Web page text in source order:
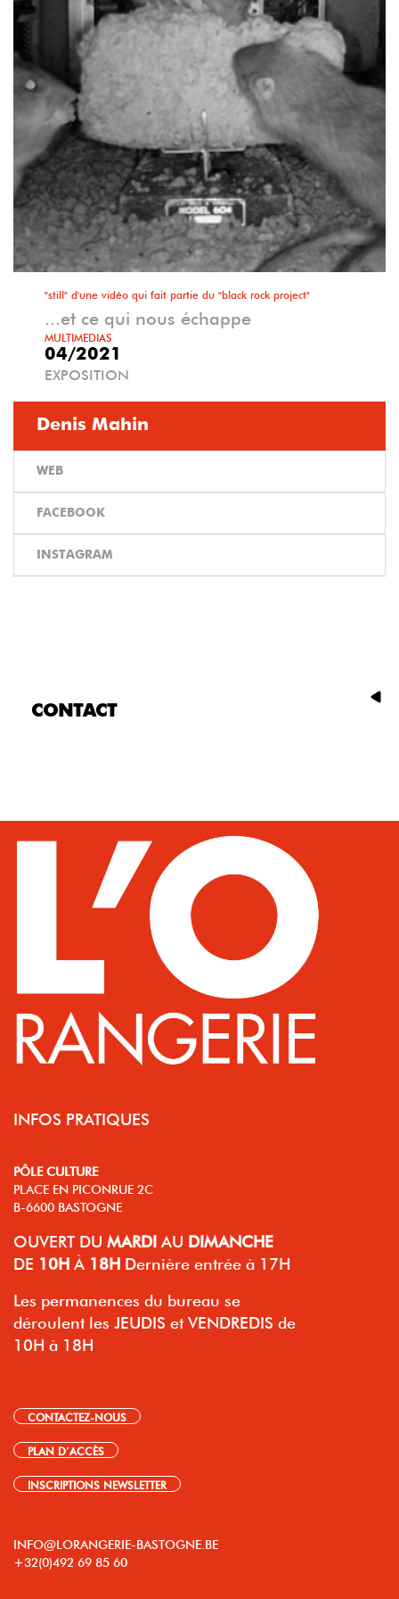
"still" d'une vidéo qui fait partie du "black rock project"
...et ce qui nous échappe
MULTIMEDIAS
04/2021
EXPOSITION
Denis Mahin
WEB
FACEBOOK
INSTAGRAM
CONTACT
INFOS PRATIQUES
PÔLE CULTURE
PLACE EN PICONRUE 2C
B-6600 BASTOGNE
OUVERT DU MARDI AU DIMANCHE
DE 10H À 18H Dernière entrée à 17H
Les permanences du bureau se
déroulent les JEUDIS et VENDREDIS de
10H à 18H
CONTACTEZ-NOUS
PLAN D’ACCÈS
INSCRIPTIONS NEWSLETTER
INFO@LORANGERIE-BASTOGNE.BE
+32(0)492 69 85 60